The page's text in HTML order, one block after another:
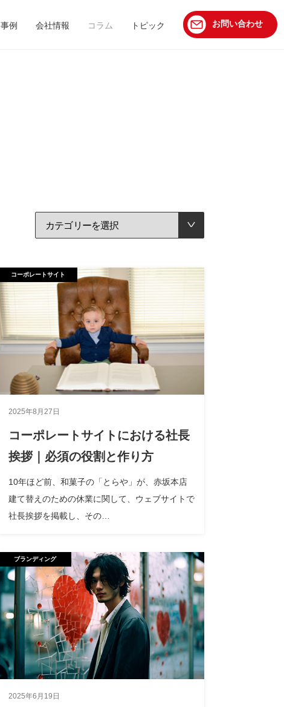
事例 会社情報 コラム トピック お問い合わせ
コーポレートサイト
2025年8月27日
コーポレートサイトにおける社長
挨拶｜必須の役割と作り方
10年ほど前、和菓子の「とらや」が、赤坂本店
建て替えのための休業に関して、ウェブサイトで
社長挨拶を掲載し、その…
ブランディング
2025年6月19日